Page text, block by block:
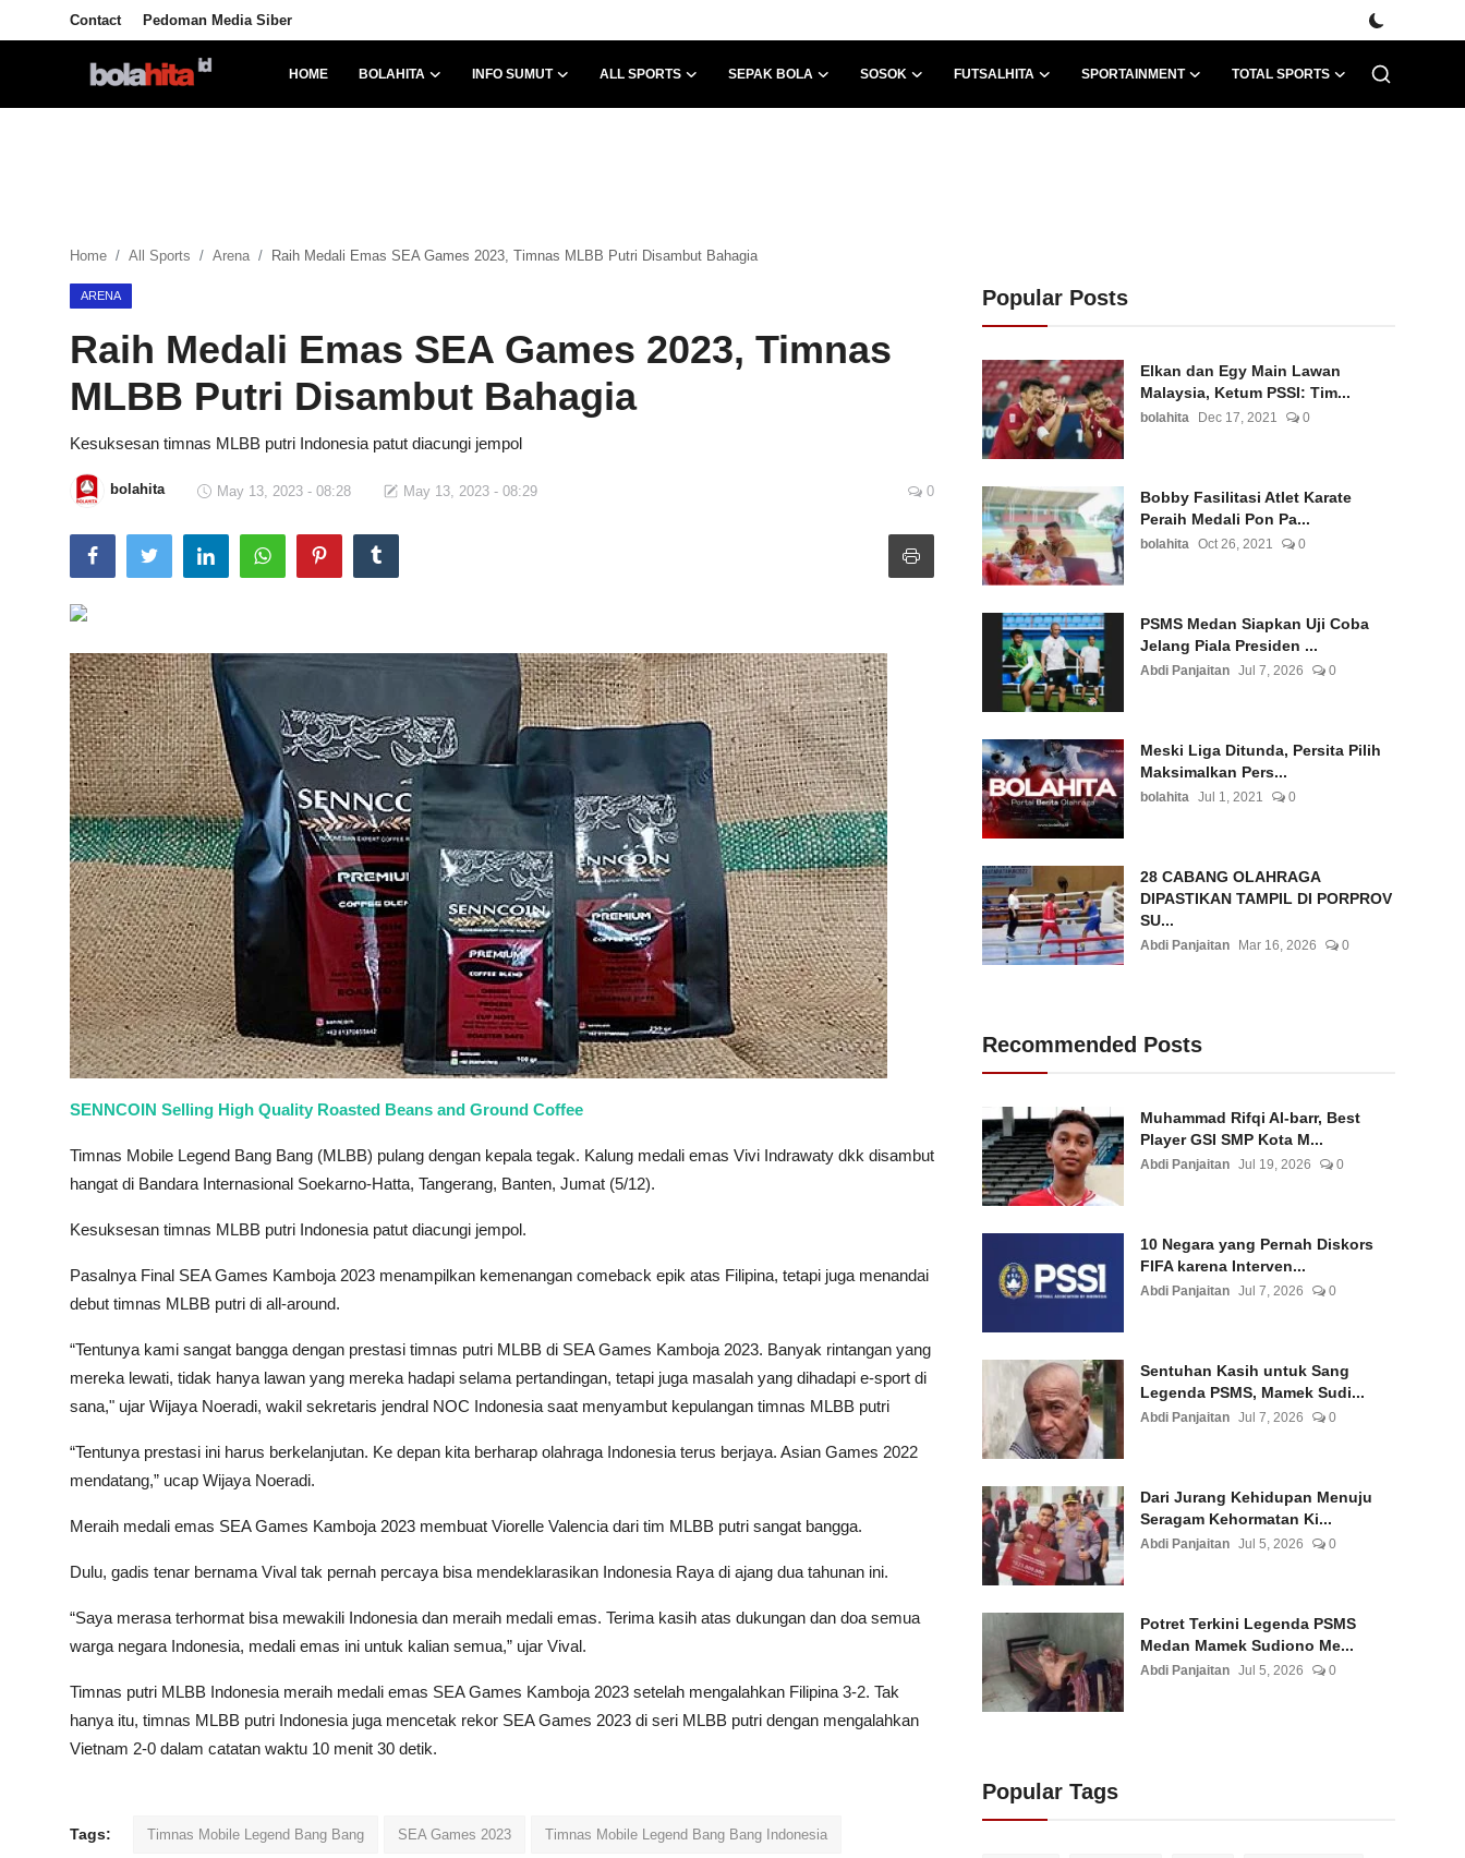
Contact Pedoman Media Siber
HOME BOLAHITA INFO SUMUT ALL SPORTS SEPAK BOLA SOSOK FUTSALHITA SPORTAINMENT TOTAL SPORTS
All Sports
Sportainment
Pedoman Media Siber
Home All Sports Arena Raih Medali Emas SEA Games 2023, Timnas MLBB Putri Disambut Bahagia
ARENA
Raih Medali Emas SEA Games 2023, Timnas
MLBB Putri Disambut Bahagia
Kesuksesan timnas MLBB putri Indonesia patut diacungi jempol
bolahita May 13, 2023 - 08:28 May 13, 2023 - 08:29 0
SENNCOIN Selling High Quality Roasted Beans and Ground Coffee
Timnas Mobile Legend Bang Bang (MLBB) pulang dengan kepala tegak. Kalung medali emas Vivi Indrawaty dkk disambut
hangat di Bandara Internasional Soekarno-Hatta, Tangerang, Banten, Jumat (5/12).
Kesuksesan timnas MLBB putri Indonesia patut diacungi jempol.
Pasalnya Final SEA Games Kamboja 2023 menampilkan kemenangan comeback epik atas Filipina, tetapi juga menandai
debut timnas MLBB putri di all-around.
“Tentunya kami sangat bangga dengan prestasi timnas putri MLBB di SEA Games Kamboja 2023. Banyak rintangan yang
mereka lewati, tidak hanya lawan yang mereka hadapi selama pertandingan, tetapi juga masalah yang dihadapi e-sport di
sana," ujar Wijaya Noeradi, wakil sekretaris jendral NOC Indonesia saat menyambut kepulangan timnas MLBB putri
“Tentunya prestasi ini harus berkelanjutan. Ke depan kita berharap olahraga Indonesia terus berjaya. Asian Games 2022
mendatang,” ucap Wijaya Noeradi.
Meraih medali emas SEA Games Kamboja 2023 membuat Viorelle Valencia dari tim MLBB putri sangat bangga.
Dulu, gadis tenar bernama Vival tak pernah percaya bisa mendeklarasikan Indonesia Raya di ajang dua tahunan ini.
“Saya merasa terhormat bisa mewakili Indonesia dan meraih medali emas. Terima kasih atas dukungan dan doa semua
warga negara Indonesia, medali emas ini untuk kalian semua,” ujar Vival.
Timnas putri MLBB Indonesia meraih medali emas SEA Games Kamboja 2023 setelah mengalahkan Filipina 3-2. Tak
hanya itu, timnas MLBB putri Indonesia juga mencetak rekor SEA Games 2023 di seri MLBB putri dengan mengalahkan
Vietnam 2-0 dalam catatan waktu 10 menit 30 detik.
Tags: Timnas Mobile Legend Bang Bang SEA Games 2023 Timnas Mobile Legend Bang Bang Indonesia
Popular Posts
Elkan dan Egy Main Lawan
Malaysia, Ketum PSSI: Tim...
bolahita Dec 17, 2021 0
Bobby Fasilitasi Atlet Karate
Peraih Medali Pon Pa...
bolahita Oct 26, 2021 0
PSMS Medan Siapkan Uji Coba
Jelang Piala Presiden ...
Abdi Panjaitan Jul 7, 2026 0
Meski Liga Ditunda, Persita Pilih
Maksimalkan Pers...
bolahita Jul 1, 2021 0
28 CABANG OLAHRAGA
DIPASTIKAN TAMPIL DI PORPROV
SU...
Abdi Panjaitan Mar 16, 2026 0
Recommended Posts
Muhammad Rifqi Al-barr, Best
Player GSI SMP Kota M...
Abdi Panjaitan Jul 19, 2026 0
10 Negara yang Pernah Diskors
FIFA karena Interven...
Abdi Panjaitan Jul 7, 2026 0
Sentuhan Kasih untuk Sang
Legenda PSMS, Mamek Sudi...
Abdi Panjaitan Jul 7, 2026 0
Dari Jurang Kehidupan Menuju
Seragam Kehormatan Ki...
Abdi Panjaitan Jul 5, 2026 0
Potret Terkini Legenda PSMS
Medan Mamek Sudiono Me...
Abdi Panjaitan Jul 5, 2026 0
Popular Tags